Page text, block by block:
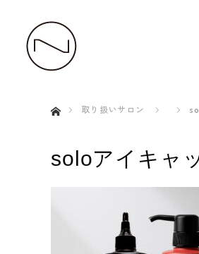
取り扱いサロン
soloアイキャ